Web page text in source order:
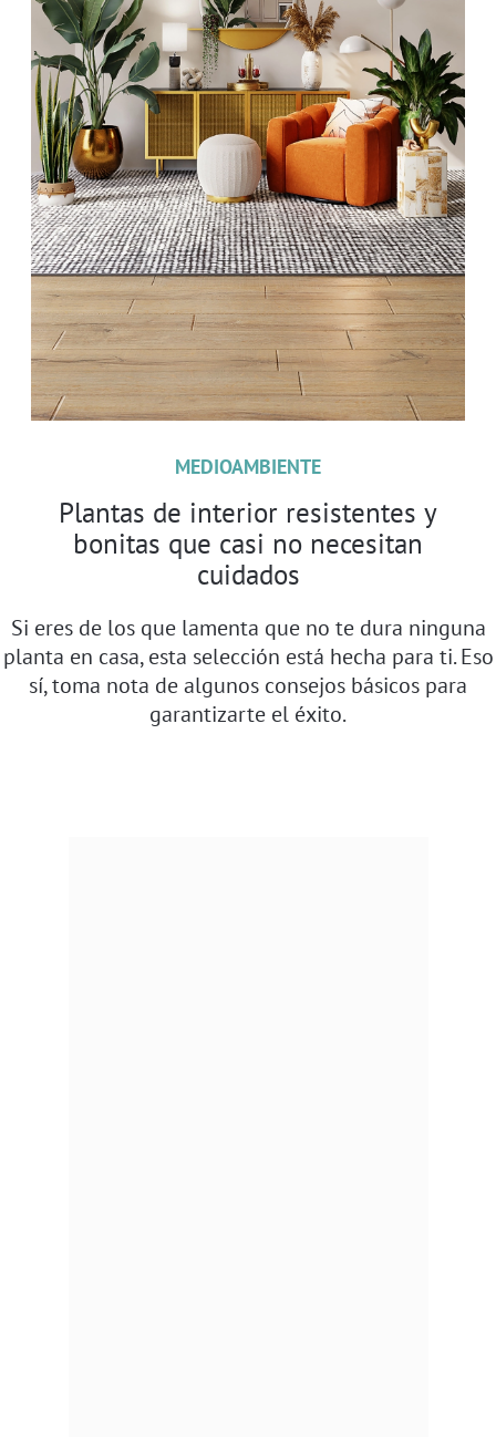
MEDIOAMBIENTE
Plantas de interior resistentes y
bonitas que casi no necesitan
cuidados
Si eres de los que lamenta que no te dura ninguna
planta en casa, esta selección está hecha para ti. Eso
sí, toma nota de algunos consejos básicos para
garantizarte el éxito.